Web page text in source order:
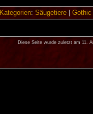
Kategorien: Säugetiere| Gothic I
Diese Seite wurde zuletzt am 11.